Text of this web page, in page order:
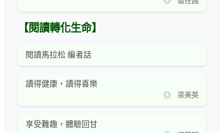
【閱讀轉化生命】
閱讀馬拉松 編者話
讀得健康，讀得喜樂
◎ 梁美英
享受難趣，體驗回甘